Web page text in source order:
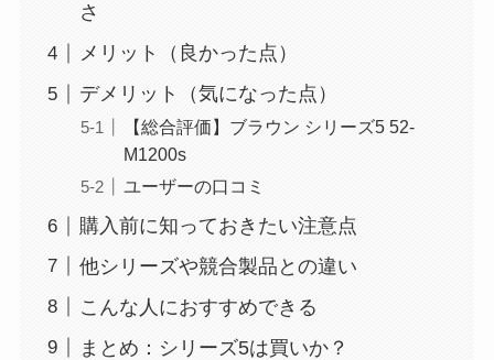
さ
メリット（良かった点）
デメリット（気になった点）
【総合評価】ブラウン シリーズ5 52-
M1200s
ユーザーの口コミ
購入前に知っておきたい注意点
他シリーズや競合製品との違い
こんな人におすすめできる
まとめ：シリーズ5は買いか？